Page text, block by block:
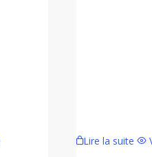
Lire la suite